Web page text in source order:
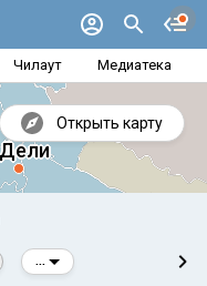
Чилаут Медиатека
Открыть карту